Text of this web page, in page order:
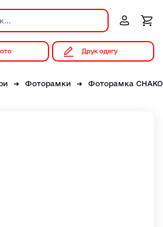
Друк одягу
Фоторамки Фоторамка